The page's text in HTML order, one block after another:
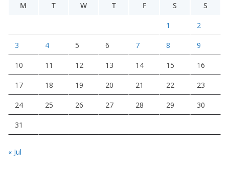
M
T W T F S S
1 2
3 4 5 6 7 8 9
10 11 12 13 14 15 16
17 18 19 20 21 22 23
24 25 26 27 28 29 30
31
« Jul